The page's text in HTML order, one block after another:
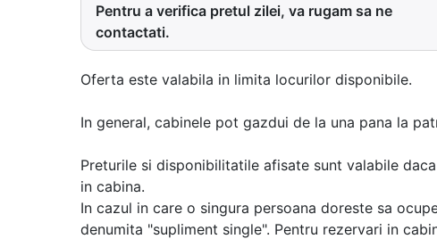
Pentru a verifica pretul zilei, va rugam sa ne
contactati.
Oferta este valabila in limita locurilor disponibile.
In general, cabinele pot gazdui de la una pana la
Preturile si disponibilitatile afisate sunt valabile
in cabina.
In cazul in care o singura persoana doreste sa
denumita "supliment single". Pentru rezervari in